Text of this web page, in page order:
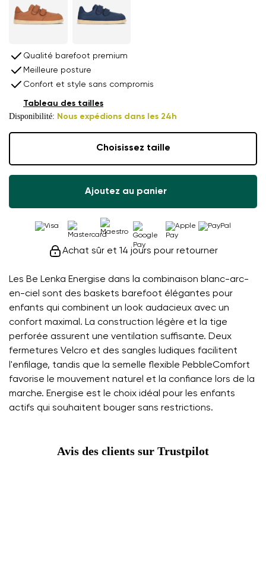
Les Be Lenka Energise dans la combinaison blanc-arc-
en-ciel sont des baskets barefoot élégantes pour
enfants qui combinent un look audacieux avec un
confort maximal. La construction légère et la tige
perforée assurent une ventilation suffisante. Deux
fermetures Velcro et des sangles ludiques facilitent
l'enfilage, tandis que la semelle flexible PebbleComfort
favorise le mouvement naturel et la confiance lors de la
marche. Energise est le choix idéal pour les enfants
actifs qui souhaitent bouger sans restrictions.
Qualité barefoot premium
Meilleure posture
Confort et style sans compromis
Disponibilité: Nous expédions dans les 24h
Tableau des tailles
Choisissez taille
Ajoutez au panier
Achat sûr et 14 jours pour retourner
Avis des clients sur Trustpilot